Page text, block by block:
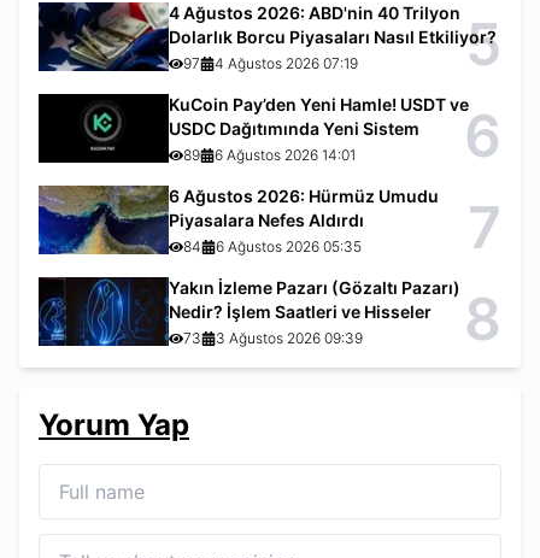
4 Ağustos 2026: ABD'nin 40 Trilyon
Dolarlık Borcu Piyasaları Nasıl Etkiliyor?
97 4 Ağustos 2026 07:19 5
KuCoin Pay’den Yeni Hamle! USDT ve
USDC Dağıtımında Yeni Sistem
89 6 Ağustos 2026 14:01 6
6 Ağustos 2026: Hürmüz Umudu
Piyasalara Nefes Aldırdı
84 6 Ağustos 2026 05:35 7
Yakın İzleme Pazarı (Gözaltı Pazarı)
Nedir? İşlem Saatleri ve Hisseler
73 3 Ağustos 2026 09:39 8
Yorum Yap